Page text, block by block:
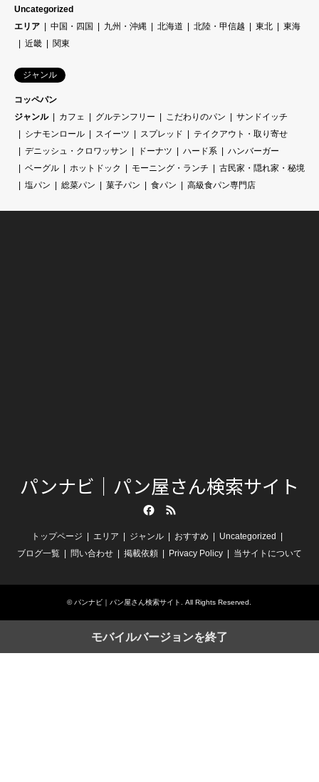
Uncategorized
エリア
中国・四国 九州・沖縄 北海道 北陸・甲信越 東北
東海
近畿
関東
ジャンル
コッペパン
ジャンル
カフェ グルテンフリー こだわりのパン
サンドイッチ
シナモンロール
スイーツ スプレッド
テイクアウト・取り寄せ
デニッシュ・クロワッサン
ドーナツ ハード系
ハンバーガー
ベーグル
ホットドック モーニング・ランチ
古民家・隠れ家・秘境
塩パン
総菜パン 菓子パン 食パン 高級食パン専門店
パンナビ｜パン屋さん検索サイト
トップページ エリア ジャンル おすすめ
Uncategorized
ブログ一覧
問い合わせ 掲載依頼 Privacy Policy 当サイトについて
© パンナビ｜パン屋さん検索サイト . All Rights Reserved.
モバイルバージョンを終了